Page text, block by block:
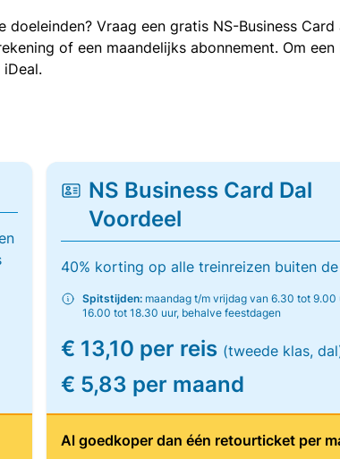
doeleinden? Vraag een gratis NS-Business
of een maandelijks abonnement. Om
NS Business Card Dal
Voordeel
40% korting op alle treinreizen buiten
Spitstijden: maandag t/m vrijdag van 6.30 tot 9.00
16.00 tot 18.30 uur, behalve feestdagen
€ 13,10 per reis (tweede klas,
€ 5,83 per maand
Al goedkoper dan één retourticket per